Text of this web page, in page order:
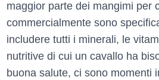
maggior parte dei mangimi per
commercialmente sono
includere tutti i minerali, le
nutritive di cui un cavallo ha
buona salute, ci sono momenti